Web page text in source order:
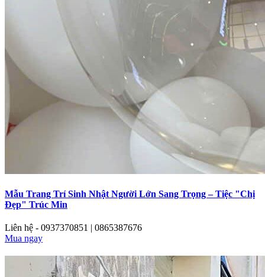
Mẫu Trang Trí Sinh Nhật Người Lớn Sang Trọng – Tiệc "Chị
Đẹp" Trúc Min
Liên hệ - 0937370851 | 0865387676
Mua ngay